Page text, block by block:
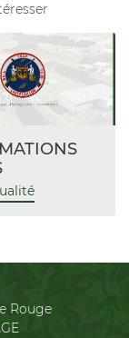
VENTE EN
Rejoignez-
Rouge